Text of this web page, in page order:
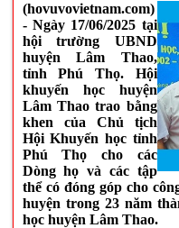
(hovuvovietnam.com)
- Ngày 17/06/2025 tại
hội trường UBND
huyện Lâm Thao,
tỉnh Phú Thọ. Hội
khuyến học huyện
Lâm Thao trao bằng
khen của Chủ tịch
Hội Khuyến học tỉnh
Phú Thọ cho các
Dòng họ và các tập
thể có đóng góp cho
huyện trong 23 năm
học huyện Lâm Thao.